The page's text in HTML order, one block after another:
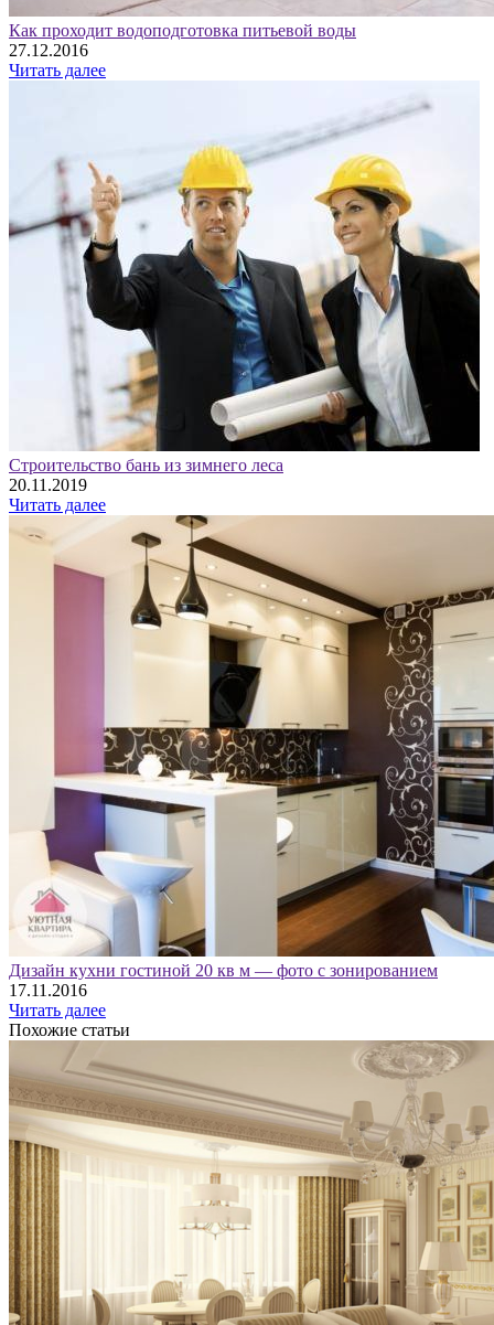
Как проходит водоподготовка питьевой воды
27.12.2016
Читать далее
Строительство бань из зимнего леса
20.11.2019
Читать далее
Дизайн кухни гостиной 20 кв м — фото с зонированием
17.11.2016
Читать далее
Похожие статьи